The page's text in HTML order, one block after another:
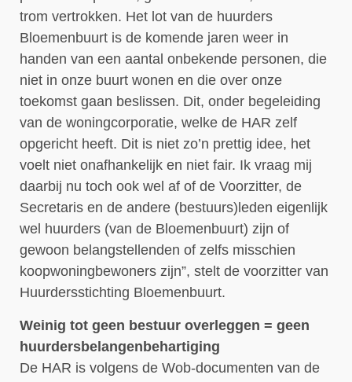
trom vertrokken. Het lot van de huurders
Bloemenbuurt is de komende jaren weer in
handen van een aantal onbekende personen, die
niet in onze buurt wonen en die over onze
toekomst gaan beslissen. Dit, onder begeleiding
van de woningcorporatie, welke de HAR zelf
opgericht heeft. Dit is niet zo’n prettig idee, het
voelt niet onafhankelijk en niet fair. Ik vraag mij
daarbij nu toch ook wel af of de Voorzitter, de
Secretaris en de andere (bestuurs)leden eigenlijk
wel huurders (van de Bloemenbuurt) zijn of
gewoon belangstellenden of zelfs misschien
koopwoningbewoners zijn”, stelt de voorzitter van
Huurdersstichting Bloemenbuurt.
Weinig tot geen bestuur overleggen = geen
huurdersbelangenbehartiging
De HAR is volgens de Wob-documenten van de